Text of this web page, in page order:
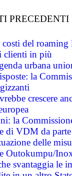
PRECEDENTI
del roaming
clienti in più
urbana
la
crescere
la
di VDM da
delle
Outokumpu/
svantaggia le